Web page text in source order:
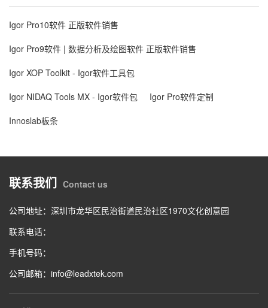
Igor Pro10软件 正版软件销售
Igor Pro9软件 | 数据分析及绘图软件 正版软件销售
Igor XOP Toolkit - Igor软件工具包
Igor NIDAQ Tools MX - Igor软件包
Igor Pro软件定制
Innoslab板条
联系我们 Contact us
公司地址：深圳市龙华区民治街道民治社区1970文化创意园
联系电话：
手机号码：
公司邮箱：info@leadxtek.com